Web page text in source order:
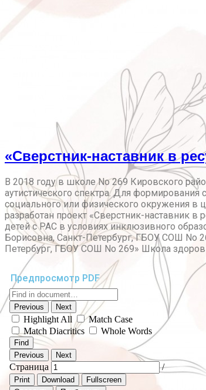
«Сверстник-наставник в
В 2018 году в школе No 269 Кировского
аутистического спектра. Для
социального или физического окружения в
разработан проект «Сверстник-наставник
детей с РАС в условиях инклюзивного
Борисовна, Санкт-Петербург, ГБОУ СОШ No
Петербург, ГБОУ СОШ No 269» Школа
Предпросмотр PDF